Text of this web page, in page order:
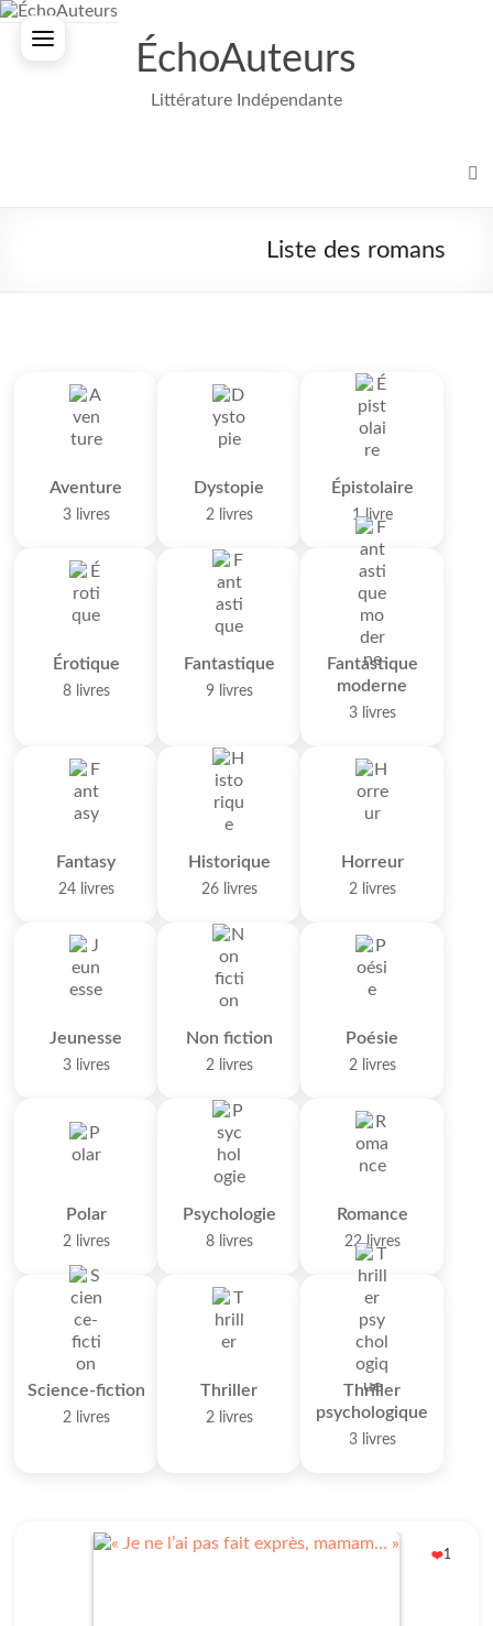
Aller
ÉchoAuteurs
Littérature Indépendante
Liste des romans
Aventure
3 livres
Dystopie
2 livres
Épistolaire
1 livre
Érotique
8 livres
Fantastique
9 livres
Fantastique
moderne
3 livres
Fantasy
24 livres
Historique
26 livres
Horreur
2 livres
Jeunesse
3 livres
Non fiction
2 livres
Poésie
2 livres
Polar
2 livres
Psychologie
8 livres
Romance
22 livres
Science-fiction
2 livres
Thriller
2 livres
Thriller
psychologique
3 livres
❤️1